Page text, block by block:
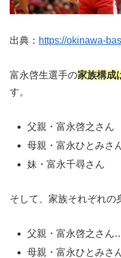
出典： https://okinawa-
富永啓生選手の家族構成
す。
父親・富永啓之さん
母親・富永ひとみさ
妹・富永千尋さん
そして、家族それぞれの
父親・富永啓之さん
母親・富永ひとみさ